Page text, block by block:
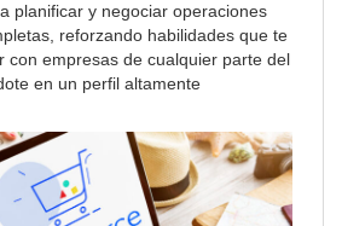
planificar y negociar operaciones
reforzando habilidades que te
con empresas de cualquier parte del
en un perfil altamente